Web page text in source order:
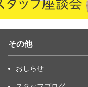
その他
おしらせ